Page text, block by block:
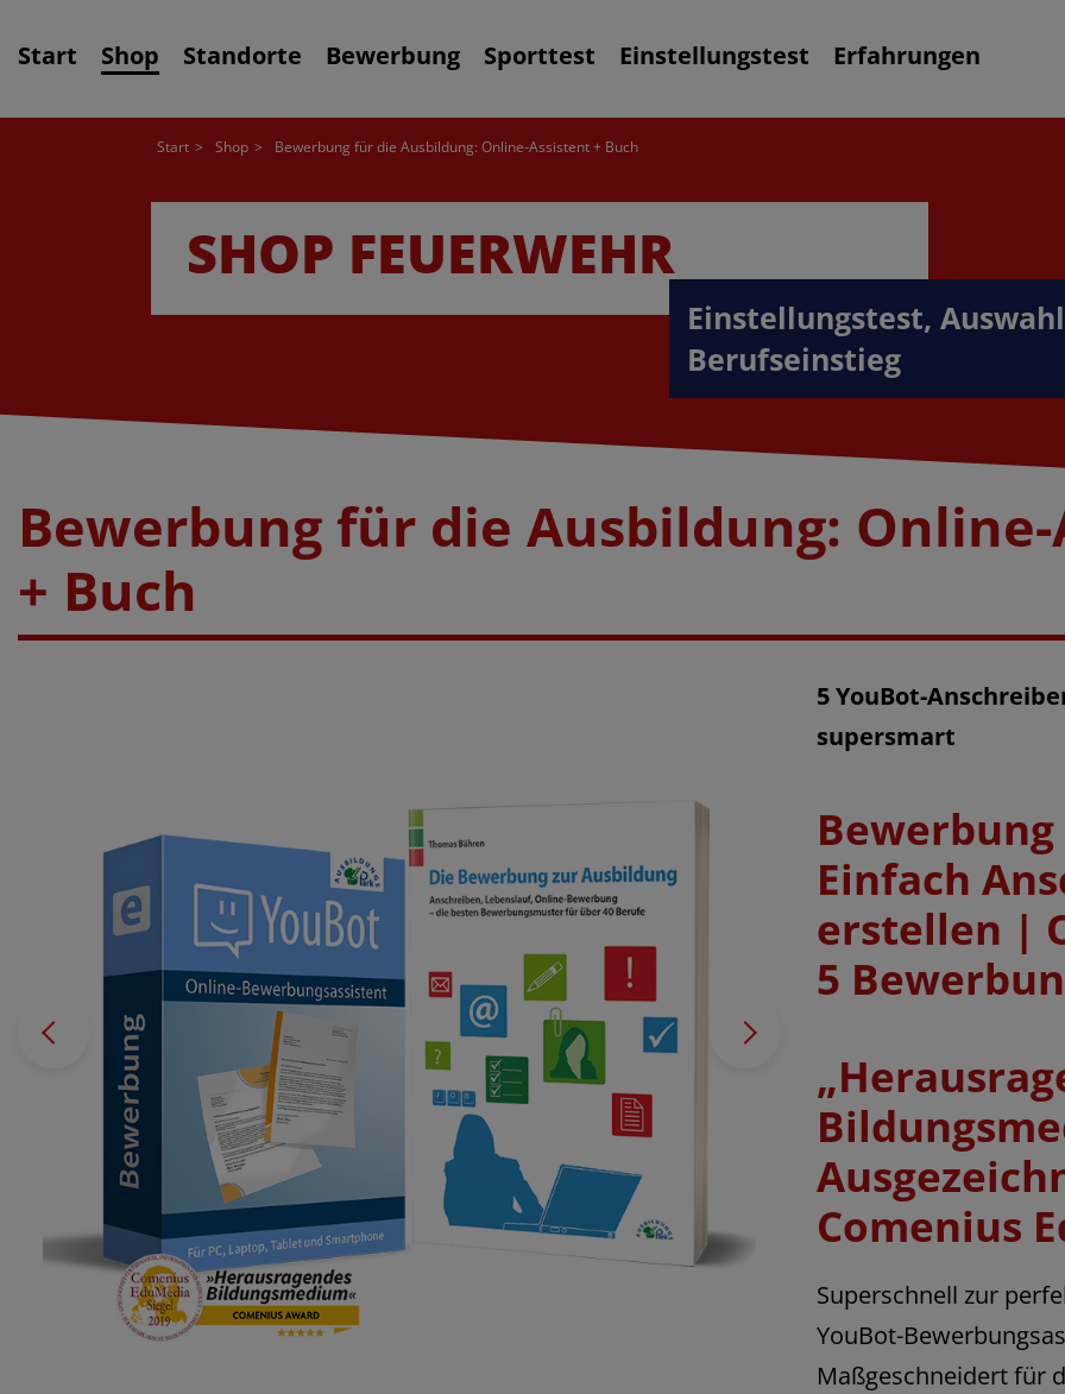
Start Shop Standorte Bewerbung Sporttest Einstellungstest
Erfahrungen
Start Shop Bewerbung für die Ausbildung: Online-Assistent + Buch
SHOP FEUERWEHR
Einstellungstest,
Berufseinstieg
Bewerbung für die Ausbildung:
+ Buch
5 YouBot-
supersmart
Einfach
erstellen |
5
Comenius
Superschnell zur
YouBot-
Maßgeschneidert für